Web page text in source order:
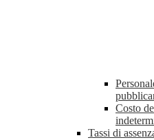
Costo
Tassi di